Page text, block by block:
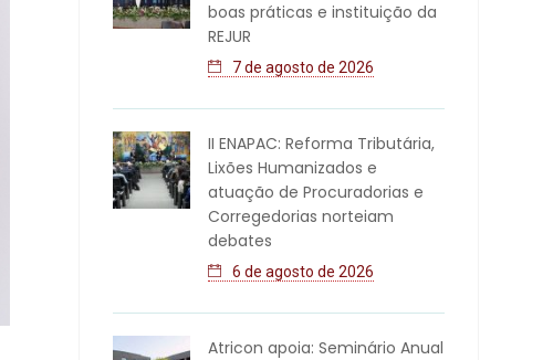
boas práticas e instituição da
REJUR
7 de agosto de 2026
II ENAPAC: Reforma Tributária,
Lixões Humanizados e
atuação de Procuradorias e
Corregedorias norteiam
debates
6 de agosto de 2026
Atricon apoia: Seminário Anual